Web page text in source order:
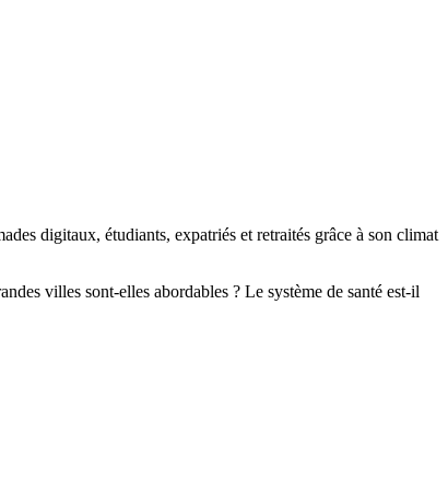
digitaux, étudiants, expatriés et retraités grâce à son climat
villes sont-elles abordables ? Le système de santé est-il